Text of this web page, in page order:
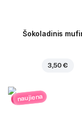
Šokoladinis
3,50 €
naujiena